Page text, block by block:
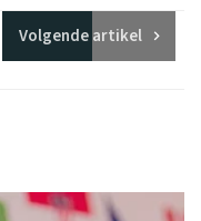
Volgendeartikel